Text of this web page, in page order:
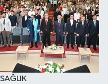
SAĞLIK